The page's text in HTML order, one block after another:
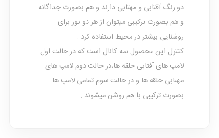
دو رنگ آفتابی و مهتابی دارند و هم بصورت جداگانه
و هم بصورت ترکیبی میتوان از هر دو نور برای
روشنایی بیشتر در محیط استفاده کرد .
کنترل این محصول سه کانال است که در حالت اول
لامپ های آفتابی حلقه ها،در حالت دوم لامپ های
مهتابی حلقه ها و در حالت سوم تمامی لامپ ها
بصورت ترکیبی با هم روشن میشوند .